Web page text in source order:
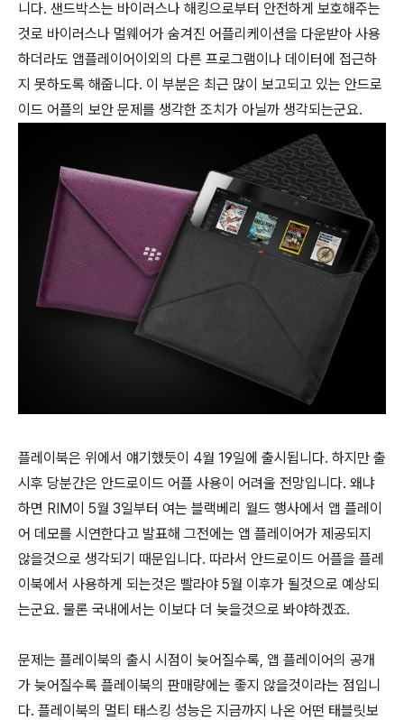
니다. 샌드박스는 바이러스나 해킹으로부터 안전하게 보호해주는
것로 바이러스나 멀웨어가 숨겨진 어플리케이션을 다운받아 사용
하더라도 앱플레이어이외의 다른 프로그램이나 데이터에 접근하
지 못하도록 해줍니다. 이 부분은 최근 많이 보고되고 있는 안드로
이드 어플의 보안 문제를 생각한 조치가 아닐까 생각되는군요.
플레이북은 위에서 얘기했듯이 4월 19일에 출시됩니다. 하지만 출
시후 당분간은 안드로이드 어플 사용이 어려울 전망입니다. 왜냐
하면 RIM이 5월 3일부터 여는 블랙베리 월드 행사에서 앱 플레이
어 데모를 시연한다고 발표해 그전에는 앱 플레이어가 제공되지
않을것으로 생각되기 때문입니다. 따라서 안드로이드 어플을 플레
이북에서 사용하게 되는것은 빨라야 5월 이후가 될것으로 예상되
는군요. 물론 국내에서는 이보다 더 늦을것으로 봐야하겠죠.
문제는 플레이북의 출시 시점이 늦어질수록, 앱 플레이어의 공개
가 늦어질수록 플레이북의 판매량에는 좋지 않을것이라는 점입니
다. 플레이북의 멀티 태스킹 성능은 지금까지 나온 어떤 태블릿보